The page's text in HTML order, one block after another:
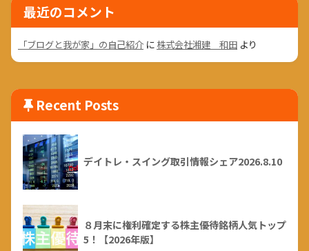
最近のコメント
「ブログと我が家」の自己紹介 に 株式会社湘建 和田 より
Recent Posts
デイトレ・スイング取引情報シェア2026.8.10
８月末に権利確定する株主優待銘柄人気トップ
5！【2026年版】